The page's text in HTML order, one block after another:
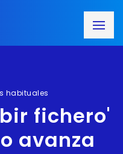
habituales
fichero'
avanza